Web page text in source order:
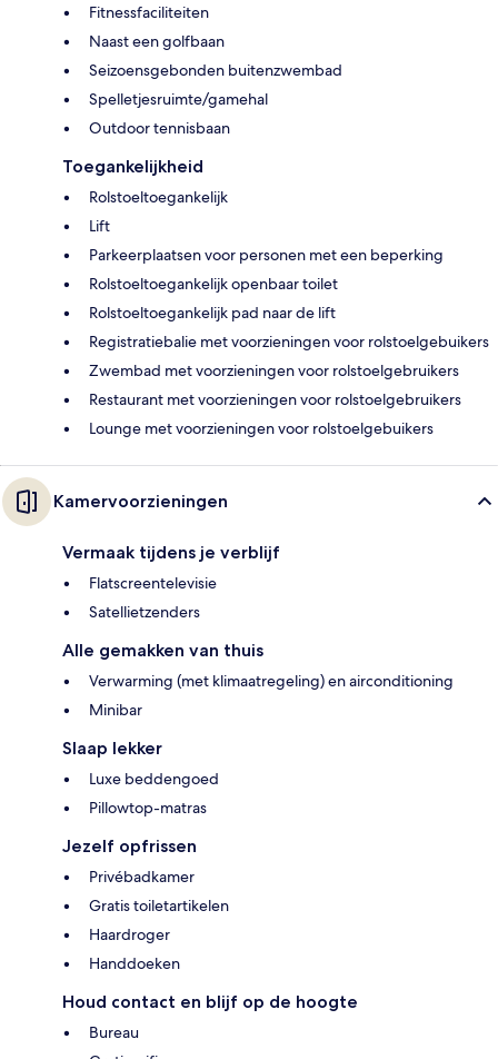
Fitnessfaciliteiten
Naast een golfbaan
Seizoensgebonden buitenzwembad
Spelletjesruimte/gamehal
Outdoor tennisbaan
Toegankelijkheid
Rolstoeltoegankelijk
Lift
Parkeerplaatsen voor personen met een beperking
Rolstoeltoegankelijk openbaar toilet
Rolstoeltoegankelijk pad naar de lift
Registratiebalie met voorzieningen voor rolstoelgebuikers
Zwembad met voorzieningen voor rolstoelgebruikers
Restaurant met voorzieningen voor rolstoelgebruikers
Lounge met voorzieningen voor rolstoelgebuikers
Kamervoorzieningen
Vermaak tijdens je verblijf
Flatscreentelevisie
Satellietzenders
Alle gemakken van thuis
Verwarming (met klimaatregeling) en airconditioning
Minibar
Slaap lekker
Luxe beddengoed
Pillowtop-matras
Jezelf opfrissen
Privébadkamer
Gratis toiletartikelen
Haardroger
Handdoeken
Houd contact en blijf op de hoogte
Bureau